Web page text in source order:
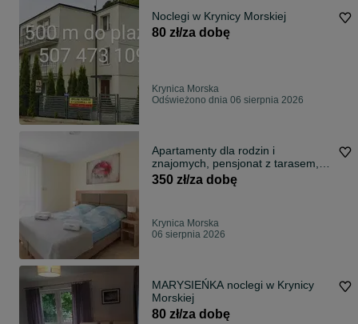
Noclegi w Krynicy Morskiej
80 zł/za dobę
Krynica Morska
Odświeżono dnia 06 sierpnia 2026
Apartamenty dla rodzin i
znajomych, pensjonat z tarasem,
kącikiem zabaw, 700m plaża
350 zł/za dobę
Krynica Morska
06 sierpnia 2026
MARYSIEŃKA noclegi w Krynicy
Morskiej
80 zł/za dobę